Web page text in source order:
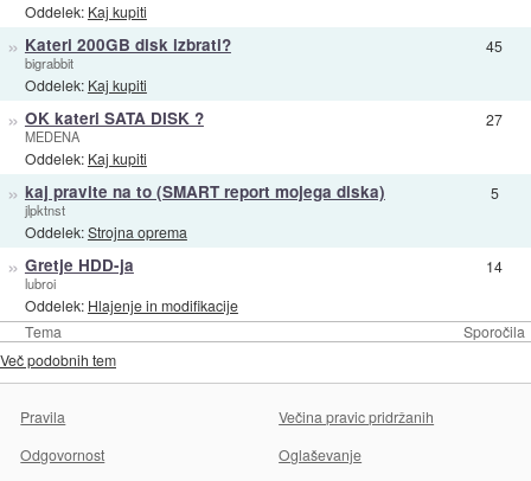
Tema Sporočila
Oddelek: Kaj kupiti
» Kateri 200GB disk izbrati?
bigrabbit
Oddelek: Kaj kupiti
45
» OK kateri SATA DISK ?
MEDENA
Oddelek: Kaj kupiti
27
» kaj pravite na to (SMART report mojega diska)
jlpktnst
Oddelek:Strojna oprema
5
» Gretje HDD-ja
lubroi
Oddelek: Hlajenje in modifikacije
14
Več podobnih tem
Pravila
Večina pravic pridržanih
Odgovornost
Oglaševanje